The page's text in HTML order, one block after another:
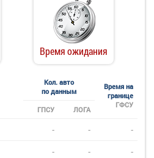
Время ожидания
Кол. авто
по данным
Время на
границе
ГФСУ
ГПСУ ЛОГА
- - -
- - -